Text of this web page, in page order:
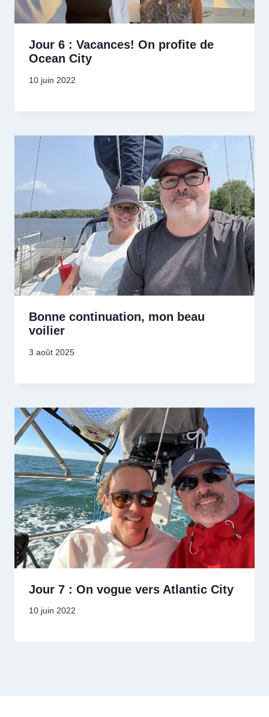
Jour 6 : Vacances! On profite de
Ocean City
10 juin 2022
Bonne continuation, mon beau
voilier
3 août 2025
Jour 7 : On vogue vers Atlantic City
10 juin 2022